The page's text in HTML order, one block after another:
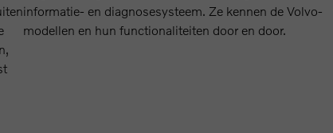
informatie- en diagnosesysteem. Ze kennen de Volvo-
modellen en hun functionaliteiten door en door.